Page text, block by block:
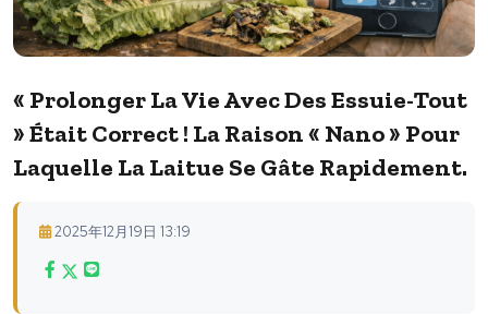
« Prolonger La Vie Avec Des Essuie-Tout
» Était Correct ! La Raison « Nano » Pour
Laquelle La Laitue Se Gâte Rapidement.
2025年12月19日 13:19